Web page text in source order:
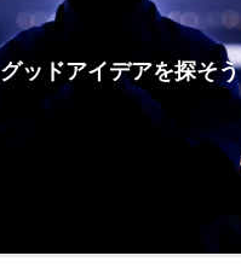
グッドアイデアを探そう